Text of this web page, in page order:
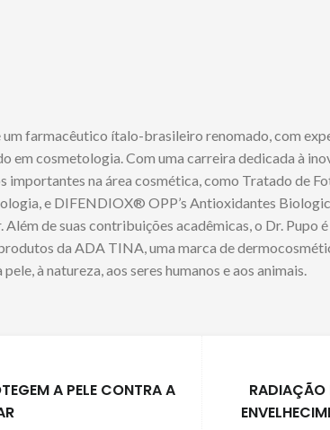
farmacêutico ítalo-brasileiro renomado, com
em cosmetologia. Com uma carreira dedicada à
importantes na área cosmética, como Tratado de
e DIFENDIOX® OPP’s Antioxidantes
de suas contribuições acadêmicas, o Dr. Pupo
da ADA TINA, uma marca de
à natureza, aos seres humanos e aos animais.
A PELE CONTRA A
RADIAÇÃO